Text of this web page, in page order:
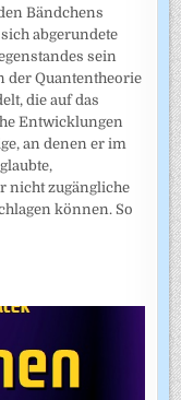
Bändchens
abgerundete
sein
der Quantentheorie
die auf das
Entwicklungen
an denen er im
nicht zugängliche
können. So